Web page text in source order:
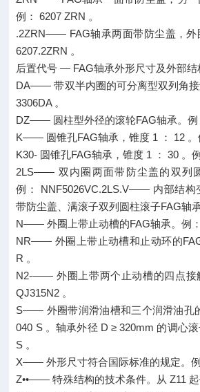
例： 6207 ZRN 。
.2ZRN—— FAG轴承两面带防尘盖，外
6207.2ZRN 。
后置代号 — FAG轴承外形尺寸及外部结
DA—— 带双半内圈的可分离型双列角接
3306DA 。
DZ—— 圆柱型外径的滚轮FAG轴承。例
K—— 圆锥孔FAG轴承，锥度 1 ： 12 。
K30- 圆锥孔FAG轴承，锥度 1 ： 30 。
2LS—— 双内圈两面带防尘盖的双列
例： NNF5026VC.2LS.V—— 内部结构
带防尘盖、满滚子双列圆柱滚子FAG轴承
N—— 外圈上带止动槽的FAG轴承。例：
NR—— 外圈上带止动槽和止动环的
R 。
N2-—— 外圈上带两个止动槽的四点接
QJ315N2 。
S—— 外圈带润滑油槽和三个润滑油孔
040 S 。轴承外径 D ≥ 320mm 的调心
S 。
X—— 外形尺寸符合国际标准的规定。
Z••—— 特殊结构的技术条件。从 Z11 起